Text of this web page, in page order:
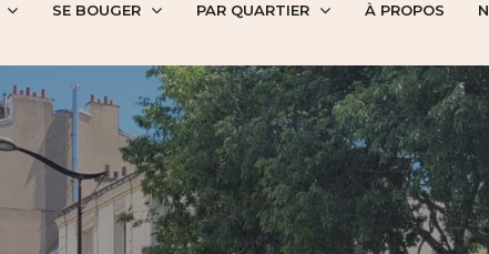
SE BOUGER PAR QUARTIER À PROPOS